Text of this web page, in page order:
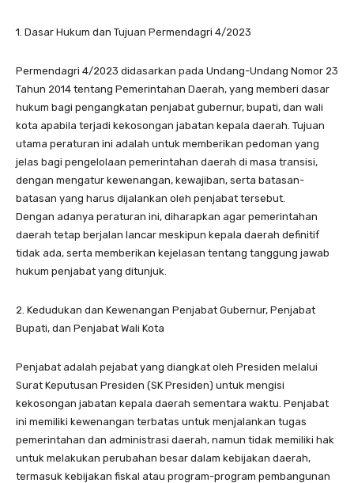
1. Dasar Hukum dan Tujuan Permendagri 4/2023
Permendagri 4/2023 didasarkan pada Undang-Undang Nomor 23
Tahun 2014 tentang Pemerintahan Daerah, yang memberi dasar
hukum bagi pengangkatan penjabat gubernur, bupati, dan wali
kota apabila terjadi kekosongan jabatan kepala daerah. Tujuan
utama peraturan ini adalah untuk memberikan pedoman yang
jelas bagi pengelolaan pemerintahan daerah di masa transisi,
dengan mengatur kewenangan, kewajiban, serta batasan-
batasan yang harus dijalankan oleh penjabat tersebut.
Dengan adanya peraturan ini, diharapkan agar pemerintahan
daerah tetap berjalan lancar meskipun kepala daerah definitif
tidak ada, serta memberikan kejelasan tentang tanggung jawab
hukum penjabat yang ditunjuk.
2. Kedudukan dan Kewenangan Penjabat Gubernur, Penjabat
Bupati, dan Penjabat Wali Kota
Penjabat adalah pejabat yang diangkat oleh Presiden melalui
Surat Keputusan Presiden (SK Presiden) untuk mengisi
kekosongan jabatan kepala daerah sementara waktu. Penjabat
ini memiliki kewenangan terbatas untuk menjalankan tugas
pemerintahan dan administrasi daerah, namun tidak memiliki hak
untuk melakukan perubahan besar dalam kebijakan daerah,
termasuk kebijakan fiskal atau program-program pembangunan